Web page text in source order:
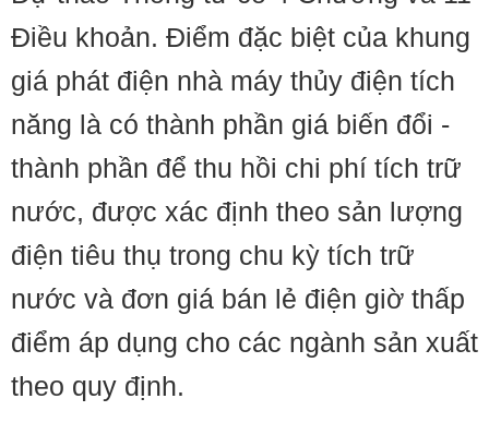
Điều khoản. Điểm đặc biệt của khung
giá phát điện nhà máy thủy điện tích
năng là có thành phần giá biến đổi -
thành phần để thu hồi chi phí tích trữ
nước, được xác định theo sản lượng
điện tiêu thụ trong chu kỳ tích trữ
nước và đơn giá bán lẻ điện giờ thấp
điểm áp dụng cho các ngành sản xuất
theo quy định.